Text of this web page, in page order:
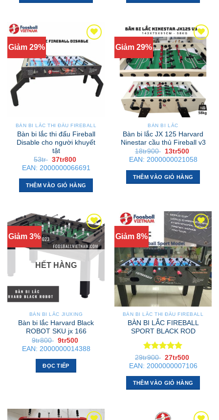
Giảm 29%
BÀN BI LẮC THI ĐẤU FIREBALL
Bàn bi lắc thi đấu Fireball
Disable cho người khuyết
tật
53tr Giá
gốc
là:
53tr .
37tr800
hiện
tại
là:
37tr800 .
EAN: 2000000066691
THÊM VÀO GIỎ HÀNG
Giảm 29%
BÀN BI LẮC
Bàn bi lắc JX 125 Harvard
Ninestar cầu thủ Fireball v3
18tr900
Giá
gốc
là:
18tr900 .
13tr500
hiện
tại
là:
13tr500 .
EAN: 2000000021058
THÊM VÀO GIỎ HÀNG
Giảm 3%
HẾT HÀNG
BÀN BI LẮC JIUXING
Bàn bi lắc Harvard Black
ROBOT SKU jx 166
9tr800 Giá
gốc
là:
9tr800 .
9tr500
hiện
tại
EAN: 2000000014388
ĐỌC TIẾP
Giảm 8%
BÀN BI LẮC THI ĐẤU FIREBALL
BÀN BI LẮC FIREBALL
SPORT BLACK ROD
Được xếp
hạng55
29tr900 Giá
gốc
là:
29tr900 .
27tr500
hiện
tại
là:
27tr500 .
EAN: 2000000007106
THÊM VÀO GIỎ HÀNG